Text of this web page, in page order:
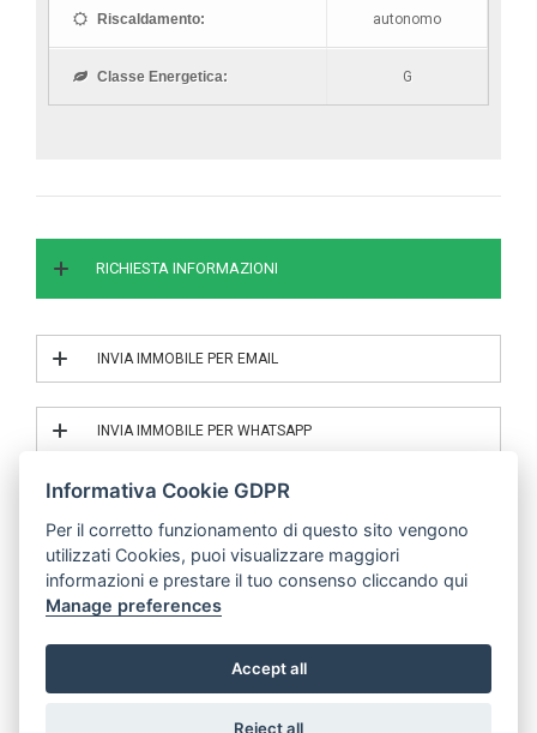
Riscaldamento: autonomo
Classe Energetica: G
RICHIESTA INFORMAZIONI
INVIA IMMOBILE PER EMAIL
INVIA IL RIF. 3/0107
INVIA IMMOBILE PER WHATSAPP
INVIA IL RIF. 3/0107
© | P.IVA 04683000485
Mobile Application v.2019 -
Informativa Cookie GDPR
Per il corretto funzionamento di questo sito vengono
utilizzati Cookies, puoi visualizzare maggiori
informazioni e prestare il tuo consenso cliccando qui
Manage preferences
Accept all
Reject all